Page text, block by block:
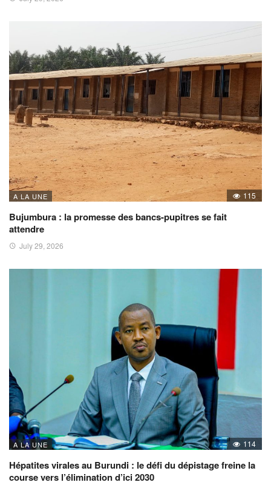
A LA UNE 115
Bujumbura : la promesse des bancs-pupitres se fait
attendre
July 29, 2026
A LA UNE 114
Hépatites virales au Burundi : le défi du dépistage freine la
course vers l’élimination d’ici 2030